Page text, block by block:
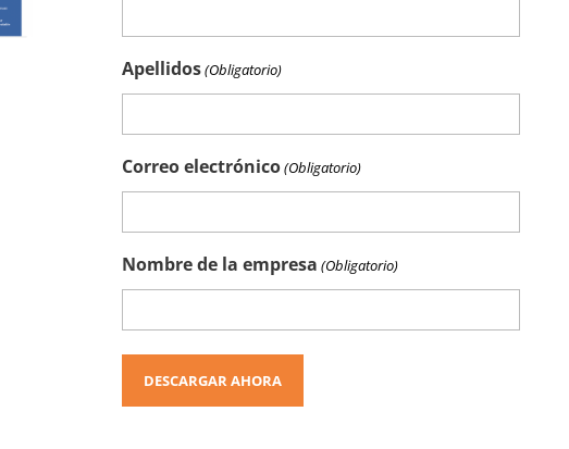
Apellidos(Obligatorio)
Correo electrónico(Obligatorio)
Nombre de la empresa (Obligatorio)